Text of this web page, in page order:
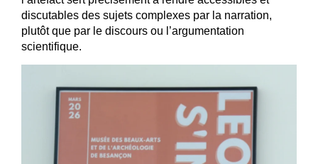
discutables des sujets complexes par la narration,
plutôt que par le discours ou l’argumentation
scientifique.